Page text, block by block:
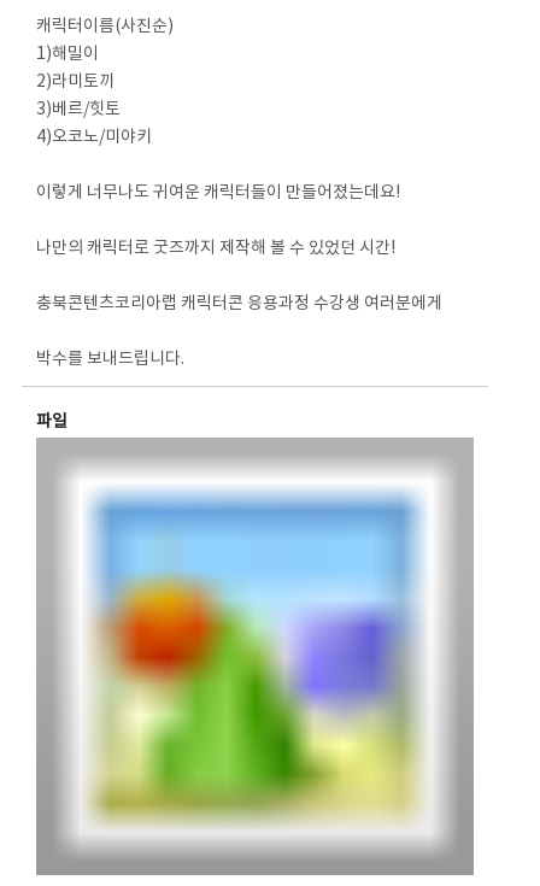
캐릭터이름(사진순)
1)해밀이
2)라미토끼
3)베르/힛토
4)오코노/미야키
이렇게 너무나도 귀여운 캐릭터들이 만들어졌는데요!
나만의 캐릭터로 굿즈까지 제작해 볼 수 있었던 시간!
충북콘텐츠코리아랩 캐릭터콘 응용과정 수강생 여러분에게
박수를 보내드립니다.
파일